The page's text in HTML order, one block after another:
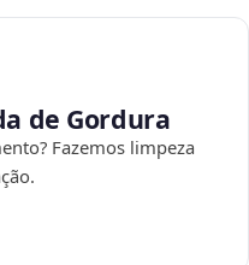
de Gordura
Fazemos limpeza